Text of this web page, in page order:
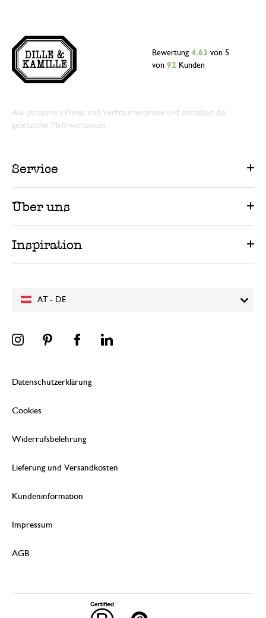
AT - DE
Bewertung 4.63 von 5
von 92 Kunden
Alle genannten Preise sind Verbraucherpreise und enthalten die
gesetzliche Mehrwertsteuer.
Service
Über uns
Inspiration
Datenschutzerklärung
Cookies
Widerrufsbelehrung
Lieferung und Versandkosten
Kundeninformation
Impressum
AGB